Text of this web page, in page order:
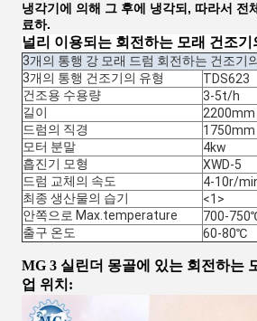
냉각기에 의해 그 후에 냉각되, 따라서 전
료하.
널리 이용되는 회전하는 모래 건조
3개의 통행 강 모래 드럼 회전하는 건조기
3개의 통행 건조기의 유형
TDS623
건조용 수용량
3-5t/h
길이
2200mm
드럼의 직경
1750mm
모터 분말
4kw
흡진기 모형
XWD-5
드럼 교체의 속도
4-10r/
최종 생산물의 습기
<1>
안쪽으로 Max.temperature
700-
출구 온도
60-80℃
MG 3 실린더 몽골에 있는 회전하는
업 위치: